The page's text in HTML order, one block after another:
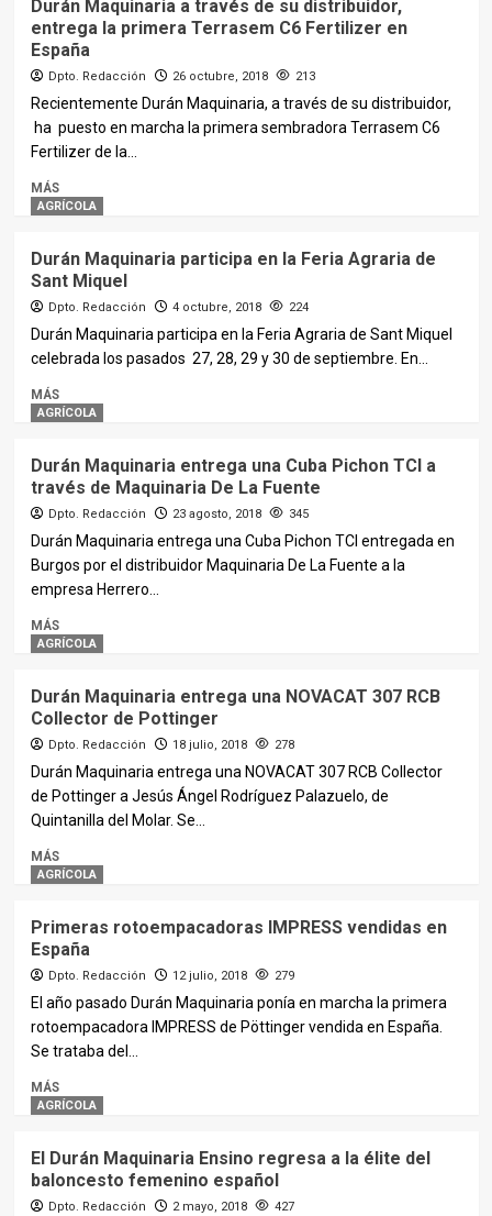
Durán Maquinaria a través de su distribuidor,
entrega la primera Terrasem C6 Fertilizer en
España
Dpto. Redacción 26 octubre, 2018 213
Recientemente Durán Maquinaria, a través de su distribuidor,
ha puesto en marcha la primera sembradora Terrasem C6
Fertilizer de la...
MÁS
AGRÍCOLA
Durán Maquinaria participa en la Feria Agraria de
Sant Miquel
Dpto. Redacción 4 octubre, 2018 224
Durán Maquinaria participa en la Feria Agraria de Sant Miquel
celebrada los pasados 27, 28, 29 y 30 de septiembre. En...
MÁS
AGRÍCOLA
Durán Maquinaria entrega una Cuba Pichon TCI a
través de Maquinaria De La Fuente
Dpto. Redacción 23 agosto, 2018 345
Durán Maquinaria entrega una Cuba Pichon TCI entregada en
Burgos por el distribuidor Maquinaria De La Fuente a la
empresa Herrero...
MÁS
AGRÍCOLA
Durán Maquinaria ‏entrega una NOVACAT 307 RCB
Collector de Pottinger
Dpto. Redacción 18 julio, 2018 278
Durán Maquinaria ‏entrega una NOVACAT 307 RCB Collector
de Pottinger a Jesús Ángel Rodríguez Palazuelo, de
Quintanilla del Molar. Se...
MÁS
AGRÍCOLA
Primeras rotoempacadoras IMPRESS vendidas en
España
Dpto. Redacción 12 julio, 2018 279
El año pasado Durán Maquinaria ponía en marcha la primera
rotoempacadora IMPRESS de Pöttinger vendida en España.
Se trataba del...
MÁS
AGRÍCOLA
El Durán Maquinaria Ensino regresa a la élite del
baloncesto femenino español
Dpto. Redacción 2 mayo, 2018 427